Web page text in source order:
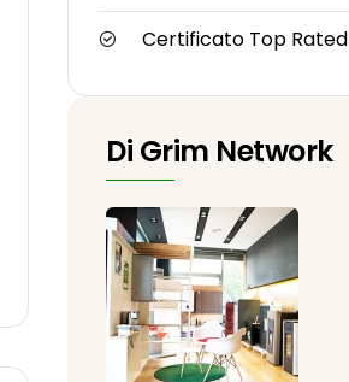
Certificato Top Rated
Di Grim Network